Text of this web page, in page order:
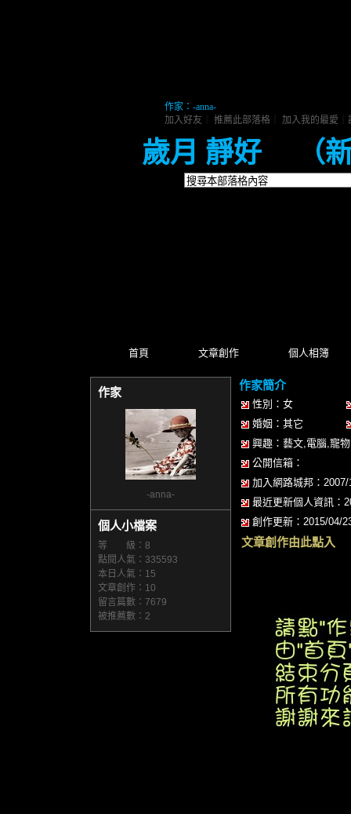
歲月 靜好 （
首頁 文章創作 個人相簿
加入好友 推薦此部落格 加入我的最愛
作家：-anna-
作家
-anna-
個人小檔案
等 級：8
點閱人氣：335593
本日人氣：15
文章創作：10
留言篇數：7679
被推薦數： 2
作家簡介
性別：女
婚姻：其它
興趣：藝文,電腦,寵物
公開信箱：
加入網路城邦：
最近更新個人資訊：
創作更新：2015/04/
文章創作由此點入